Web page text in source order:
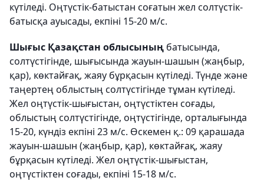
күтіледі. Оңтүстік-батыстан соғатын жел солтүстік-
батысқа ауысады, екпіні 15-20 м/с.
Шығыс Қазақстан облысының батысында,
солтүстігінде, шығысында жауын-шашын (жаңбыр,
қар), көктайғақ, жаяу бұрқасын күтіледі. Түнде және
таңертең облыстың солтүстігінде тұман күтіледі.
Жел оңтүстік-шығыстан, оңтүстіктен соғады,
облыстың солтүстігінде, оңтүстігінде, орталығында
15-20, күндіз екпіні 23 м/с. Өскемен қ.: 09 қарашада
жауын-шашын (жаңбыр, қар), көктайғақ, жаяу
бұрқасын күтіледі. Жел оңтүстік-шығыстан,
оңтүстіктен соғады, екпіні 15-18 м/с.